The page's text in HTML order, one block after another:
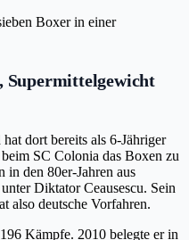
Boxer in einer
Supermittelgewicht
dort bereits als 6-Jähriger
SC Colonia das Boxen zu
in den 80er-Jahren aus
Diktator Ceausescu. Sein
also deutsche Vorfahren.
Kämpfe. 2010 belegte er in